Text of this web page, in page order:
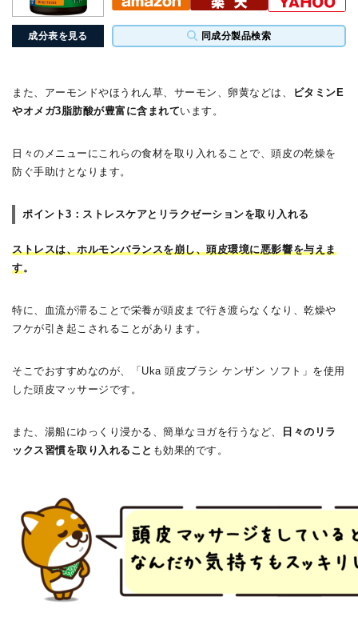
成分表を見る 同成分製品検索
また、アーモンドやほうれん草、サーモン、卵黄などは、
ビタミンE
やオメガ3脂肪酸が豊富に含まれています。
日々のメニューにこれらの食材を取り入れることで、頭皮の乾燥を
防ぐ手助けとなります。
ポイント3：ストレスケアとリラクゼーションを取り入れる
ストレスは、ホルモンバランスを崩し、頭皮環境に悪影響を与えま
す。
特に、血流が滞ることで栄養が頭皮まで行き渡らなくなり、乾燥や
フケが引き起こされることがあります。
そこでおすすめなのが、「Uka 頭皮ブラシ ケンザン ソフト」を使用
した頭皮マッサージです。
また、湯船にゆっくり浸かる、簡単なヨガを行うなど、
日々のリラ
ックス習慣を取り入れること も効果的です。